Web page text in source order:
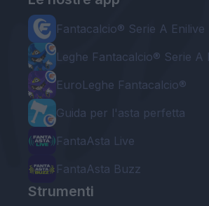
Fantacalcio® Serie A Enilive
Leghe Fantacalcio® Serie A
EuroLeghe Fantacalcio®
Guida per l'asta perfetta
FantaAsta Live
FantaAsta Buzz
Strumenti